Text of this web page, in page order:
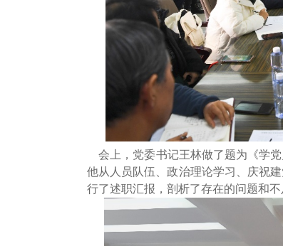
会上，党委书记王林做了题为《学党
他从人员队伍、政治理论学习、庆祝
行了述职汇报，剖析了存在的问题和